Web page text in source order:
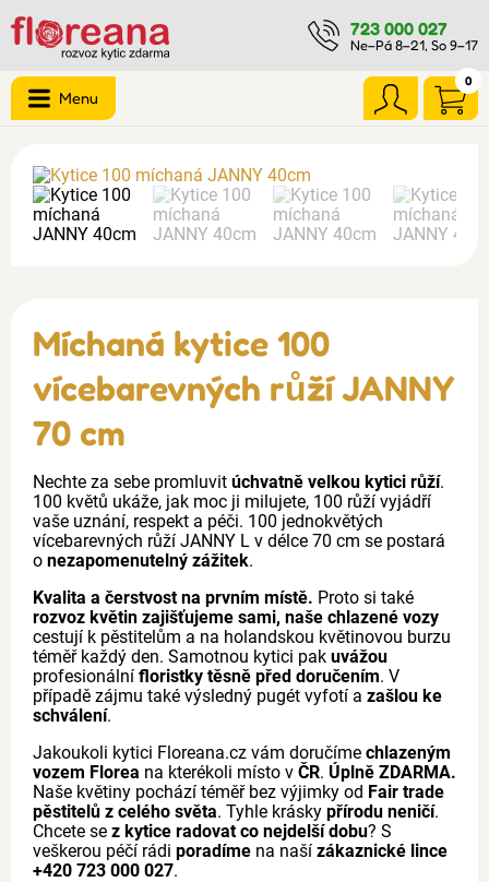
723 000 027
Ne–Pá 8–21, So 9–17
0
Menu
Míchaná kytice 100
vícebarevných růží JANNY
70 cm
Nechte za sebe promluvit úchvatně velkou kytici růží.
100 květů ukáže, jak moc ji milujete, 100 růží vyjádří
vaše uznání, respekt a péči. 100 jednokvětých
vícebarevných růží JANNY L v délce 70 cm se postará
o nezapomenutelný zážitek.
Kvalita a čerstvost na prvním místě. Proto si také
rozvoz květin zajišťujeme sami, naše chlazené vozy
cestují k pěstitelům a na holandskou květinovou burzu
téměř každý den. Samotnou kytici pak uvážou
profesionální floristky těsně před doručením. V
případě zájmu také výsledný pugét vyfotí a zašlou ke
schválení.
Jakoukoli kytici Floreana.cz vám doručíme chlazeným
vozem Florea na kterékoli místo v ČR. Úplně ZDARMA.
Naše květiny pochází téměř bez výjimky od Fair trade
pěstitelů z celého světa. Tyhle krásky přírodu neničí.
Chcete se z kytice radovat co nejdelší dobu? S
veškerou péčí rádi poradíme na naší zákaznické lince
+420 723 000 027.